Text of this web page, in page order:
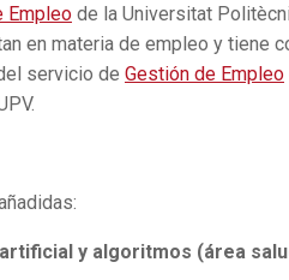
Empleo de la Universitat
en materia de empleo y tiene
servicio de Gestión de Empleo
y algoritmos (área